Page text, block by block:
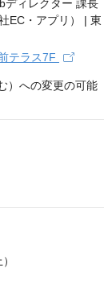
テラス7F
）への変更の可能